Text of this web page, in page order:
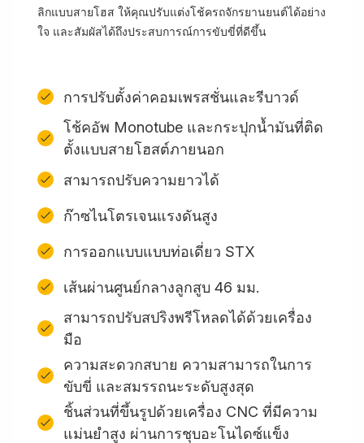
ลิกแบบสายโฮส ให้คุณปรับแต่งโช้ครถจักรยานยนต์ได้อย่าง
ใจ และสัมผัสได้ถึงประสบการณ์การขับขี่ที่ดีขึ้น
การปรับตั้งค่าคอมเพรสชั่นและรีบาวด์
โช้คอัพ Monotube และกระปุกน้ำมันที่ติด
ตั้งแบบสายโฮสต์ภายนอก
สามารถปรับความยาวได้
ก๊าซไนโตรเจนแรงดันสูง
การออกแบบแบบท่อเดี่ยว STX
เส้นผ่านศูนย์กลางลูกสูบ 46 มม.
สามารถปรับสปริงพรีโหลดได้ด้วยเครื่อง
มือ
ความสะดวกสบาย ความสามารถในการ
ขับขี่ และสมรรถนะระดับสูงสุด
ชิ้นส่วนที่ขึ้นรูปด้วยเครื่อง CNC ที่มีความ
แม่นยำสูง ผ่านการชุบอะโนไดซ์แข็ง